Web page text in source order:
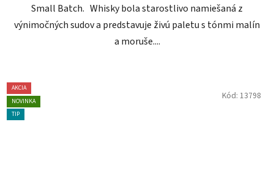
Small Batch. Whisky bola starostlivo namiešaná z
výnimočných sudov a predstavuje živú paletu s tónmi malín
a moruše....
AKCIA
NOVINKA
TIP
Kód: 13798